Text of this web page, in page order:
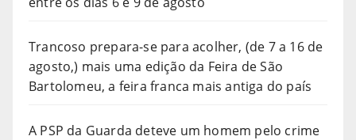
Trancoso prepara-se para acolher, (de 7 a 16 de
agosto,) mais uma edição da Feira de São
Bartolomeu, a feira franca mais antiga do país
A PSP da Guarda deteve um homem pelo crime